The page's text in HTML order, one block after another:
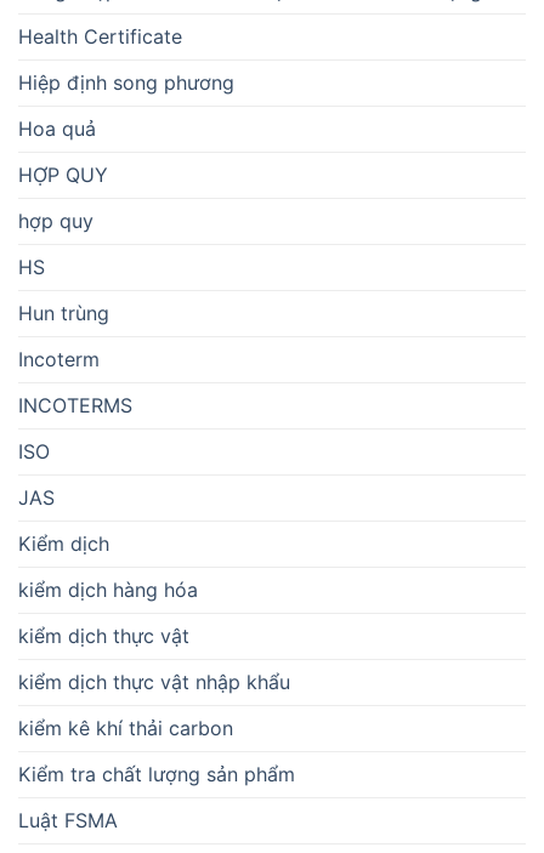
Health Certificate
Hiệp định song phương
Hoa quả
HỢP QUY
hợp quy
HS
Hun trùng
Incoterm
INCOTERMS
ISO
JAS
Kiểm dịch
kiểm dịch hàng hóa
kiểm dịch thực vật
kiểm dịch thực vật nhập khẩu
kiểm kê khí thải carbon
Kiểm tra chất lượng sản phẩm
Luật FSMA